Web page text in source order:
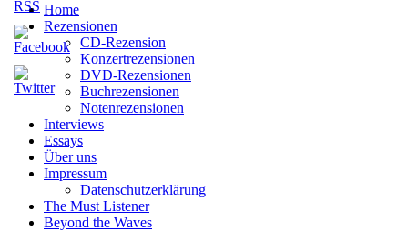
Home
Rezensionen
CD-Rezension
Konzertrezensionen
DVD-Rezensionen
Buchrezensionen
Notenrezensionen
Interviews
Essays
Über uns
Impressum
Datenschutzerklärung
The Must Listener
Beyond the Waves